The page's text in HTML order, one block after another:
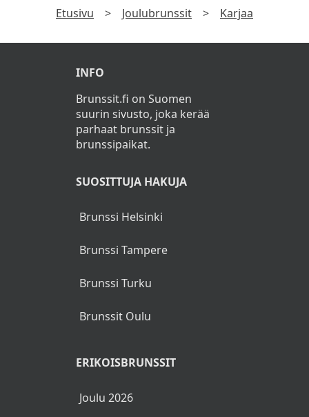
Ruokajuomat
Joulutorttuja (L)
Piparkakkuja (L)
Kahvia, teetä, kaakaota
Etusivu > Joulubrunssit > Karjaa
INFO
Brunssit.fi on Suomen
suurin sivusto, joka kerää
parhaat brunssit ja
brunssipaikat.
SUOSITTUJA HAKUJA
Brunssi Helsinki
Brunssi Tampere
Brunssi Turku
Brunssit Oulu
ERIKOISBRUNSSIT
Joulu 2026